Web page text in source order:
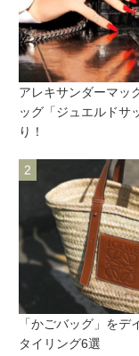
アレキサンダーマッ
ッグ「ジュエルドサ
り！
「かごバッグ」をデ
タイリング6選